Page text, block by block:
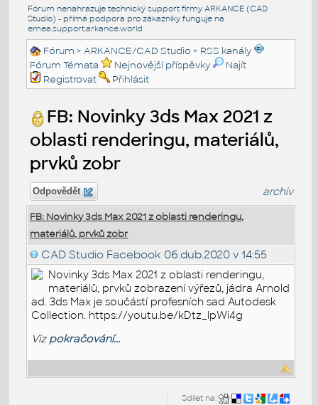
Fórum nenahrazuje technický support firmy ARKANCE (CAD
Studio) - přímá podpora pro zákazníky funguje na
emea.support.arkance.world
Fórum >ARKANCE/CAD Studio > RSS kanály
Fórum Témata
Nejnovější příspěvky
Najít
Registrovat
Přihlásit
FB: Novinky 3ds Max 2021 z
oblasti renderingu, materiálů,
prvků zobr
Odpovědět archiv
FB: Novinky 3ds Max 2021 z oblasti renderingu,
materiálů, prvků zobr
CAD Studio Facebook 06.dub.2020 v 14:55
Novinky 3ds Max 2021 z oblasti renderingu,
materiálů, prvků zobrazení výřezů, jádra Arnold
ad. 3ds Max je součástí profesních sad Autodesk
Collection. https://youtu.be/kDtz_lpWi4g
Viz pokračování...
Sdílet na: